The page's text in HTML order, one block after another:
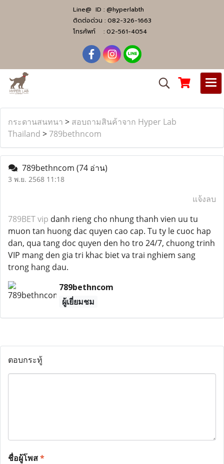
Line@ ID : @hyperlabth
ติดต่อด่วน : 082-326-1663
โทรศัพท์ : 02-561-4054
กระดานสนทนา > สอบถามสินค้าจาก Hyper Lab
Thailand >789bethncom
789bethncom (74 อ่าน)
3 พ.ย. 2568 11:18
แจ้งลบ
789BET vip danh rieng cho nhung thanh vien uu tu
muon tan huong dac quyen cao cap. Tu ty le cuoc hap
dan, qua tang doc quyen den ho tro 24/7, chuong trinh
VIP mang den gia tri khac biet va trai nghiem sang
trong hang dau.
789bethncom
ผู้เยี่ยมชม
ตอบกระทู้
ชื่อผู้โพส*